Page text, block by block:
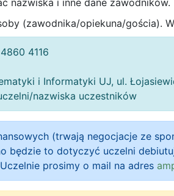
nazwiska i inne dane zawodników.
(zawodnika/opiekuna/
4116
i Informatyki UJ, ul.
nazwiska uczestników
(trwają negocjacje ze
będzie to dotyczyć uczelni
prosimy o mail na adres